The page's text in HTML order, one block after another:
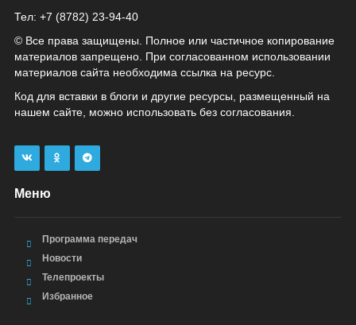
Тел: +7 (8782) 23‑94‑40
© Все права защищены. Полное или частичное копирование
материалов запрещено. При согласованном использовании
материалов сайта необходима ссылка на ресурс.
Код для вставки в блоги и другие ресурсы, размещенный на
нашем сайте, можно использовать без согласования.
Меню
Программа передач
Новости
Телепроекты
Избранное